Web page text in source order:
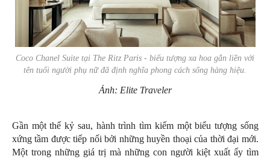
Coco Chanel Suite tại The Ritz Paris - biểu tượng xa hoa gắn liền với
tên tuổi người phụ nữ đã định nghĩa phong cách sống hàng hiệu.
Ảnh: Elite Traveler
Gần một thế kỷ sau, hành trình tìm kiếm một biểu tượng sống
xứng tầm được tiếp nối bởi những huyền thoại của thời đại mới.
Một trong những giá trị mà những con người kiệt xuất ấy tìm